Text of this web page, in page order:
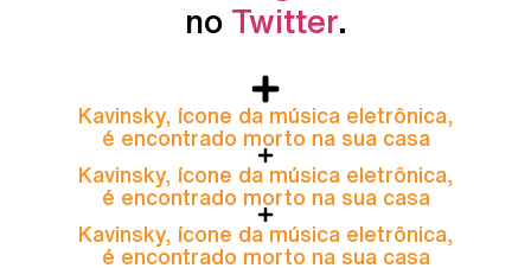
no Twitter.
Kavinsky, ícone da música eletrônica,
é encontrado morto na sua casa
Kavinsky, ícone da música eletrônica,
é encontrado morto na sua casa
Kavinsky, ícone da música eletrônica,
é encontrado morto na sua casa